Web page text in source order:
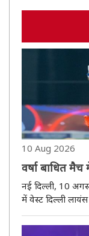
10 Aug 2026
वर्षा बाधित
ईस्ट दिल्ली
नई दिल्ली, 10
में वेस्ट दिल्ली
गए मैच में बारिश के